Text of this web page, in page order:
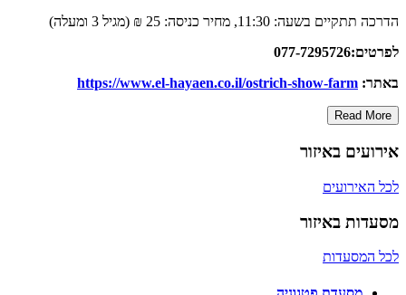
הדרכה תתקיים בשעה: 11:30, מחיר כניסה: 25 ₪ (מגיל 3 ומעלה)
לפרטים:077-7295726
באתר: https://www.el-hayaen.co.il/ostrich-show-farm
Read More
אירועים באיזור
לכל האירועים
מסעדות באיזור
לכל המסעדות